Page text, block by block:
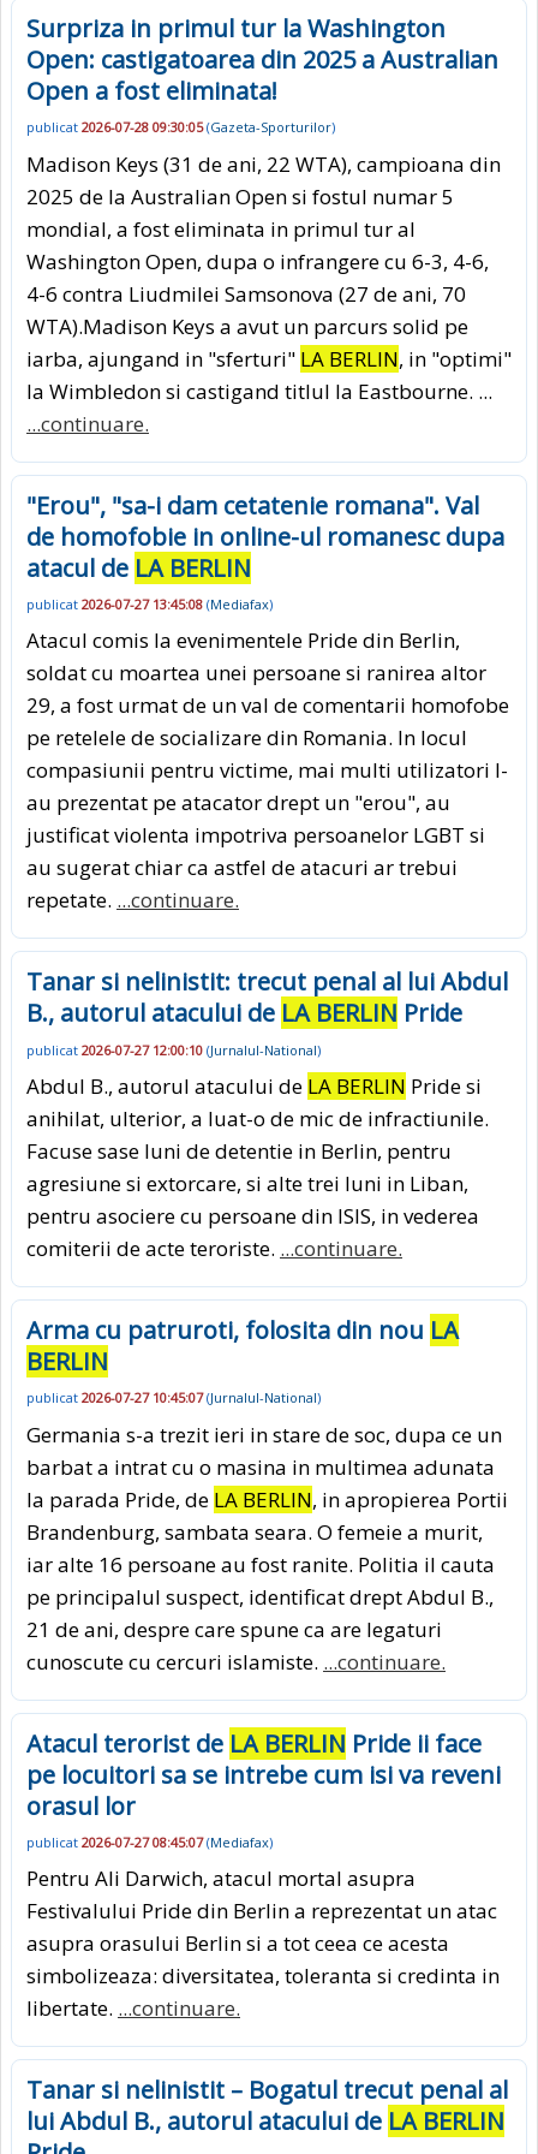
Surpriza in primul tur la Washington
Open: castigatoarea din 2025 a Australian
Open a fost eliminata!
publicat 2026-07-28 09:30:05(Gazeta-Sporturilor)
Madison Keys (31 de ani, 22 WTA), campioana din
2025 de la Australian Open si fostul numar 5
mondial, a fost eliminata in primul tur al
Washington Open, dupa o infrangere cu 6-3, 4-6,
4-6 contra Liudmilei Samsonova (27 de ani, 70
WTA).Madison Keys a avut un parcurs solid pe
iarba, ajungand in "sferturi" LA BERLIN, in "optimi"
la Wimbledon si castigand titlul la Eastbourne. ...
...continuare.
"Erou", "sa-i dam cetatenie romana". Val
de homofobie in online-ul romanesc dupa
atacul de LA BERLIN
publicat 2026-07-27 13:45:08 (Mediafax)
Atacul comis la evenimentele Pride din Berlin,
soldat cu moartea unei persoane si ranirea altor
29, a fost urmat de un val de comentarii homofobe
pe retelele de socializare din Romania. In locul
compasiunii pentru victime, mai multi utilizatori l-
au prezentat pe atacator drept un "erou", au
justificat violenta impotriva persoanelor LGBT si
au sugerat chiar ca astfel de atacuri ar trebui
repetate. ...continuare.
Tanar si nelinistit: trecut penal al lui Abdul
B., autorul atacului de LA BERLIN Pride
publicat 2026-07-27 12:00:10 (Jurnalul-National)
Abdul B., autorul atacului de LA BERLIN Pride si
anihilat, ulterior, a luat-o de mic de infractiunile.
Facuse sase luni de detentie in Berlin, pentru
agresiune si extorcare, si alte trei luni in Liban,
pentru asociere cu persoane din ISIS, in vederea
comiterii de acte teroriste. ...continuare.
Arma cu patruroti, folosita din nou LA
BERLIN
publicat 2026-07-27 10:45:07(Jurnalul-National)
Germania s-a trezit ieri in stare de soc, dupa ce un
barbat a intrat cu o masina in multimea adunata
la parada Pride, de LA BERLIN, in apropierea Portii
Brandenburg, sambata seara. O femeie a murit,
iar alte 16 persoane au fost ranite. Politia il cauta
pe principalul suspect, identificat drept Abdul B.,
21 de ani, despre care spune ca are legaturi
cunoscute cu cercuri islamiste. ...continuare.
Atacul terorist de LA BERLIN Pride ii face
pe locuitori sa se intrebe cum isi va reveni
orasul lor
publicat 2026-07-27 08:45:07(Mediafax)
Pentru Ali Darwich, atacul mortal asupra
Festivalului Pride din Berlin a reprezentat un atac
asupra orasului Berlin si a tot ceea ce acesta
simbolizeaza: diversitatea, toleranta si credinta in
libertate. ...continuare.
Tanar si nelinistit – Bogatul trecut penal al
lui Abdul B., autorul atacului de LA BERLIN